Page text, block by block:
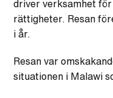
driver verksamhet
rättigheter. Resan
i år.
Resan var
situationen i Malawi